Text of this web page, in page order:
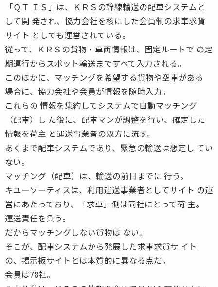
「ＱＴ ＩＳ」は、ＫＲＳの幹線輸送の配車システムと
して開 発され、協力会社を核にした会員制の求車求貨
サイト としても運営されている。
従って、ＫＲＳの貨物・車両情報は、固定ルートで の定
期運行からスポット輸送まですべて入力される。
このほかに、マッチングを希望する貨物や空車がある
場合に、協力会社や会員が情報を随時入力。
これらの 情報を集約してシステムで自動マッチング
（配車）し た後に、配車マンが調整を行い、確定した
情報を荷主 と運送事業者の双方に流す。
あくまで配車システムであり、緊急の輸送は想定し てい
ない。
マッチング（配車）は、輸送の前日までに 行う。
キユーソーティスは、利用運送事業者としてサイト の運
営にあたっており、「求車」側は同社にとって荷 主。
運送責任を負う。
だからマッチングしない貨物は ない。
そこが、配車システムから発展した求車求貨サ イト
の、掲示板サイトとは本質的に異なる点だ。
会員は78社。